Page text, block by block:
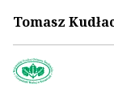
Tomasz